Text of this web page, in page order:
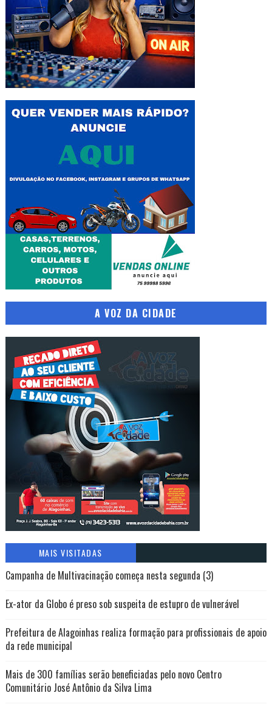
A VOZ DA CIDADE
MAIS VISITADAS
Campanha de Multivacinação começa nesta segunda (3)
Ex-ator da Globo é preso sob suspeita de estupro de vulnerável
Prefeitura de Alagoinhas realiza formação para profissionais de apoio
da rede municipal
Mais de 300 famílias serão beneficiadas pelo novo Centro
Comunitário José Antônio da Silva Lima